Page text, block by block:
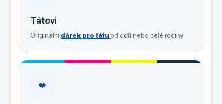
Tátovi
Originálnídárek pro tátu od dětí nebo celé rodiny.
❤️